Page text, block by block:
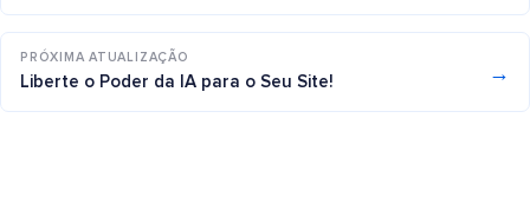
PRÓXIMA ATUALIZAÇÃO
Liberte o Poder da IA para o Seu Site! →